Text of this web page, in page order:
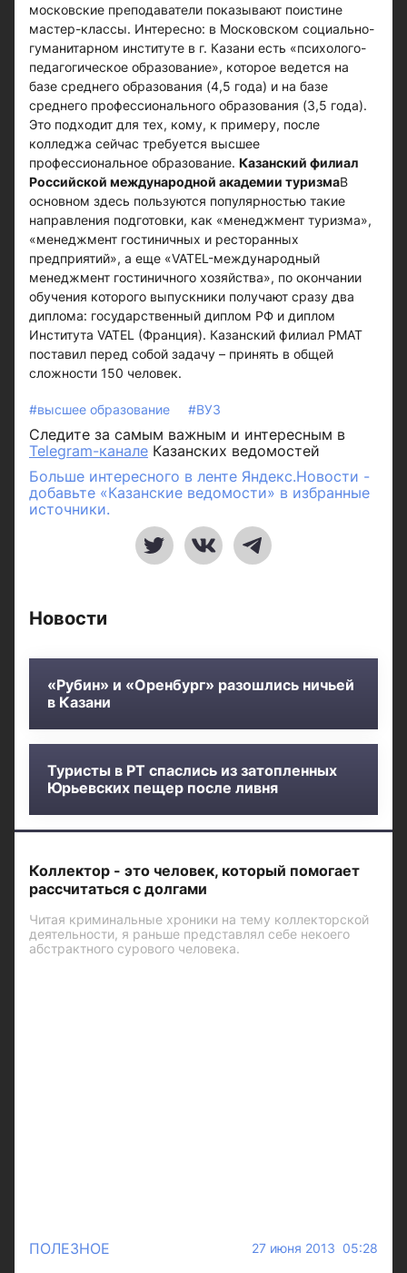
московские преподаватели показывают поистине
мастер-классы. Интересно: в Московском социально-
гуманитарном институте в г. Казани есть «психолого-
педагогическое образование», которое ведется на
базе среднего образования (4,5 года) и на базе
среднего профессионального образования (3,5 года).
Это подходит для тех, кому, к примеру, после
колледжа сейчас требуется высшее
профессиональное образование. Казанский филиал
Российской международной академии туризмаВ
основном здесь пользуются популярностью такие
направления подготовки, как «менеджмент туризма»,
«менеджмент гостиничных и ресторанных
предприятий», а еще «VATEL-международный
менеджмент гостиничного хозяйства», по окончании
обучения которого выпускники получают сразу два
диплома: государственный диплом РФ и диплом
Института VATEL (Франция). Казанский филиал РМАТ
поставил перед собой задачу – принять в общей
сложности 150 человек.
#высшее образование #ВУЗ
Следите за самым важным и интересным в
Telegram-канале Казанских ведомостей
Больше интересного в ленте Яндекс.Новости -
добавьте «Казанские ведомости» в избранные
источники.
Новости
«Рубин» и «Оренбург» разошлись ничьей
в Казани
Туристы в РТ спаслись из затопленных
Юрьевских пещер после ливня
Коллектор - это человек, который помогает
рассчитаться с долгами
Читая криминальные хроники на тему коллекторской
деятельности, я раньше представлял себе некоего
абстрактного сурового человека.
ПОЛЕЗНОЕ 27 июня 2013 05:28